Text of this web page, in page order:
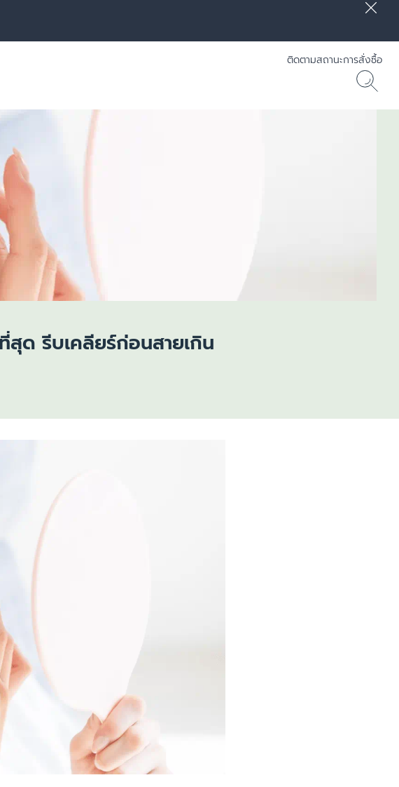
ติดตามสถานะการสั่งซื้อ
งดำ
นขาดน้ำ
ำหรับผิวแพ้
ภูมิแพ้
และหนังศีรษะที่
ริ้วรอย เพื่อผิว
สำหรับผิวแพ้
ยเคือง
ำหรับผิวแห้ง
HYALURON [HD] RADIANCE-LIFT - Eucerin
3D SERUM 30 ML
ดูสินค้าทั้งหมด
สุด รีบเคลียร์ก่อนสายเกิน